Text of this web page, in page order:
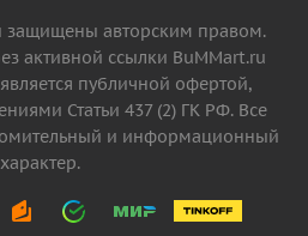
защищены авторским правом.
активной ссылки BuMMart.ru
публичной офертой,
Статьи 437 (2) ГК РФ. Все
и информационный
характер.